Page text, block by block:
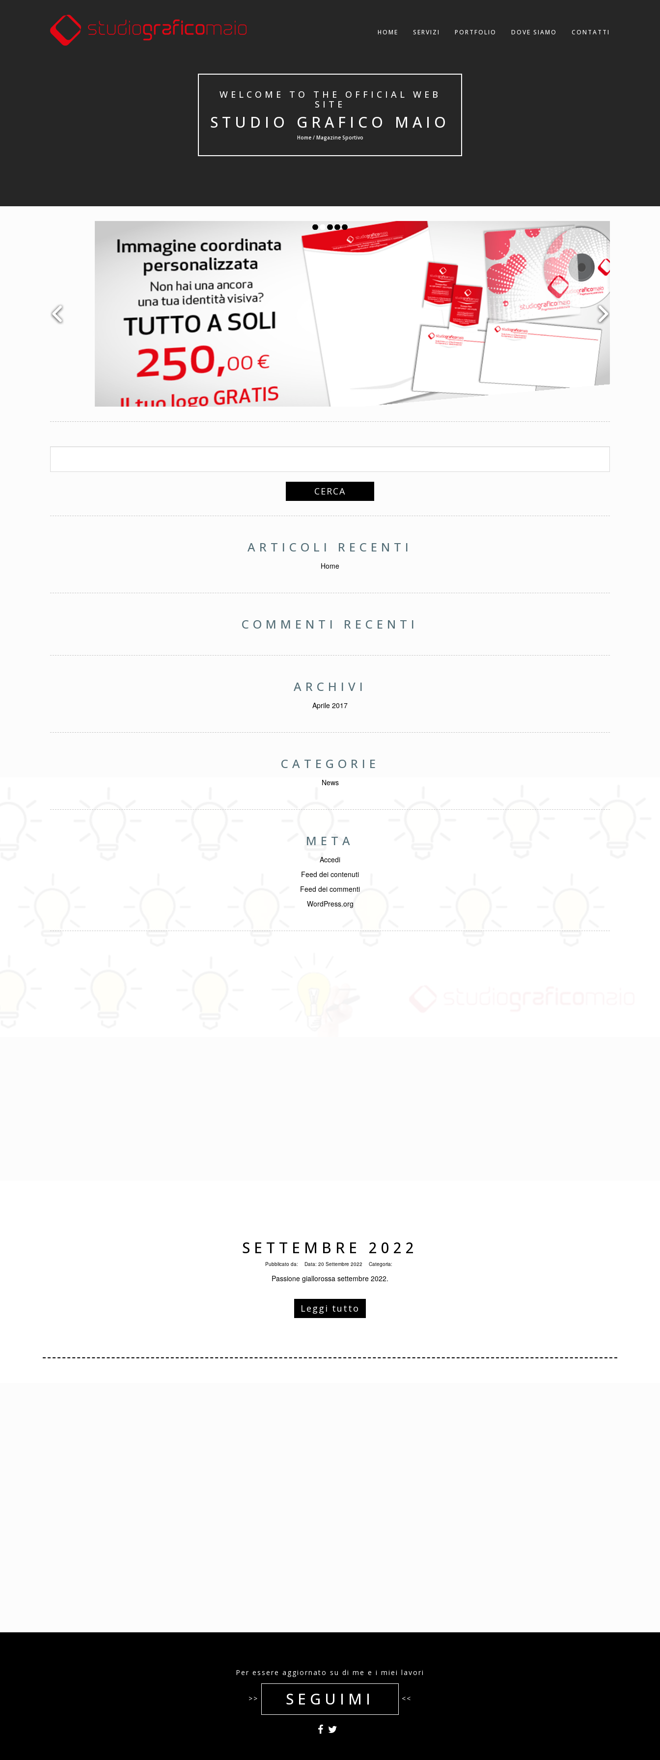
HOME SERVIZI PORTFOLIO DOVE SIAMO CONTATTI
WELCOME TO THE OFFICIAL WEB
SITE
STUDIO GRAFICO MAIO
Home / Magazine Sportivo
ARTICOLI RECENTI
Home
COMMENTI RECENTI
ARCHIVI
Aprile 2017
CATEGORIE
News
META
Accedi
Feed dei contenuti
Feed dei commenti
WordPress.org
SETTEMBRE 2022
Pubblicato da: Data: 20 Settembre 2022 Categoria:
Passione giallorossa settembre 2022.
Leggi tutto
Per essere aggiornato su di me e i miei lavori
>> SEGUIMI <<